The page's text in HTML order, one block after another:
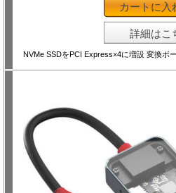
カートに入
詳細はこ
NVMe SSDをPCI Express×4に増設 変換ボ